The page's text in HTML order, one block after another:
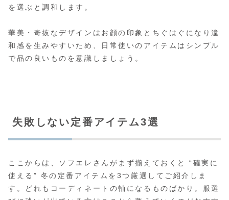
を選ぶと調和します。
華美・奇抜なデザインはお顔の印象とちぐはぐになり違
和感を生みやすいため、日常使いのアイテムはシンプル
で品の良いものを意識しましょう。
失敗しない定番アイテム3選
ここからは、ソフエレさんがまず揃えておくと “確実に
使える” 冬の定番アイテムを3つ厳選してご紹介しま
す。どれもコーディネートの軸になるものばかり。服選